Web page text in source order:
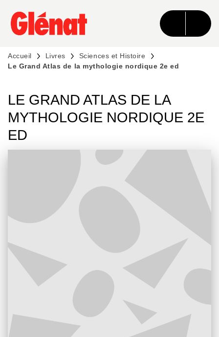
MENU RECHERCHE CONTENU
PIED DE PAGE
Accueil Livres
Sciences et Histoire
Le Grand Atlas de la mythologie nordique 2e ed
LE GRAND ATLAS DE LA
MYTHOLOGIE NORDIQUE 2E
ED